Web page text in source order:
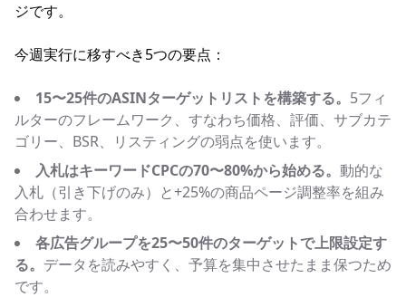
ジです。
今週実行に移すべき5つの要点：
15〜25件のASINターゲットリストを構築する。 5フィ
ルターのフレームワーク、すなわち価格、評価、サブカテ
ゴリー、BSR、リスティングの弱点を使います。
入札はキーワードCPCの70〜80%から始める。 動的な
入札（引き下げのみ）と+25%の商品ページ調整率を組み
合わせます。
各広告グループを25〜50件のターゲットで上限設定す
る。 データを読みやすく、予算を集中させたまま保つため
です。